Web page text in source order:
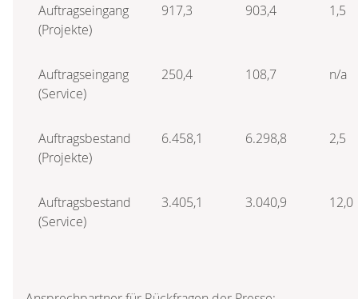
Auftragseingang
(Projekte)
917,3 903,4 1,5
Auftragseingang
(Service)
250,4 108,7 n/a
Auftragsbestand
(Projekte)
6.458,1 6.298,8 2,5
Auftragsbestand
(Service)
3.405,1 3.040,9 12,0